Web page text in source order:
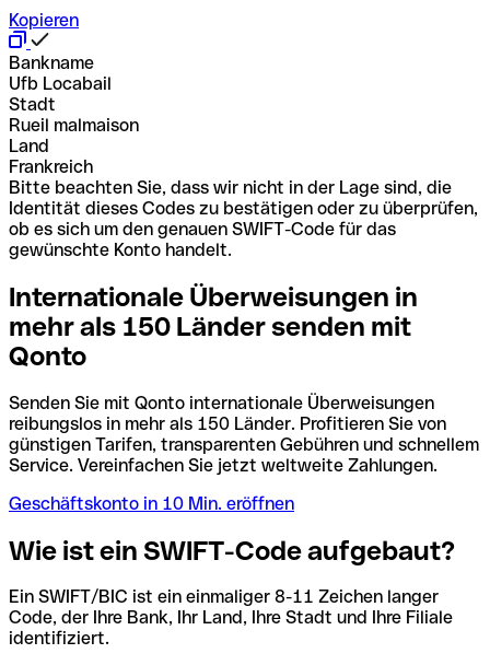
Kopieren
Bankname
Ufb Locabail
Stadt
Rueil malmaison
Land
Frankreich
Bitte beachten Sie, dass wir nicht in der Lage sind, die
Identität dieses Codes zu bestätigen oder zu überprüfen,
ob es sich um den genauen SWIFT-Code für das
gewünschte Konto handelt.
Internationale Überweisungen in
mehr als 150 Länder senden mit
Qonto
Senden Sie mit Qonto internationale Überweisungen
reibungslos in mehr als 150 Länder. Profitieren Sie von
günstigen Tarifen, transparenten Gebühren und schnellem
Service. Vereinfachen Sie jetzt weltweite Zahlungen.
Geschäftskonto in 10 Min. eröffnen
Wie ist ein SWIFT-Code aufgebaut?
Ein SWIFT/BIC ist ein einmaliger 8-11 Zeichen langer
Code, der Ihre Bank, Ihr Land, Ihre Stadt und Ihre Filiale
identifiziert.